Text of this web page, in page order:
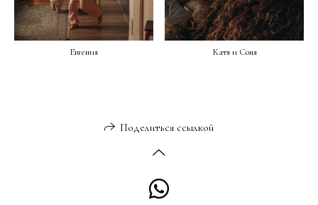
Евгения Катя и Соня
Поделиться ссылкой